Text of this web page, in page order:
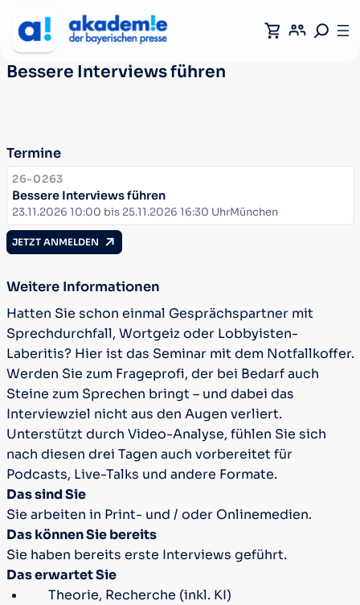
Bessere Interviews führen
Termine
KURSNUMMER:
26-0263
Bessere Interviews führen
Datum:
23.11.2026 10:00 bis 25.11.2026 16:30 UhrOrt:
München
JETZT ANMELDEN
Weitere Informationen
Hatten Sie schon einmal Gesprächspartner mit
Sprechdurchfall, Wortgeiz oder Lobbyisten-
Laberitis? Hier ist das Seminar mit dem Notfallkoffer.
Werden Sie zum Frageprofi, der bei Bedarf auch
Steine zum Sprechen bringt – und dabei das
Interviewziel nicht aus den Augen verliert.
Unterstützt durch Video-Analyse, fühlen Sie sich
nach diesen drei Tagen auch vorbereitet für
Podcasts, Live-Talks und andere Formate.
Das sind Sie
Sie arbeiten in Print- und / oder Onlinemedien.
Das können Sie bereits
Sie haben bereits erste Interviews geführt.
Das erwartet Sie
Theorie, Recherche (inkl. KI)